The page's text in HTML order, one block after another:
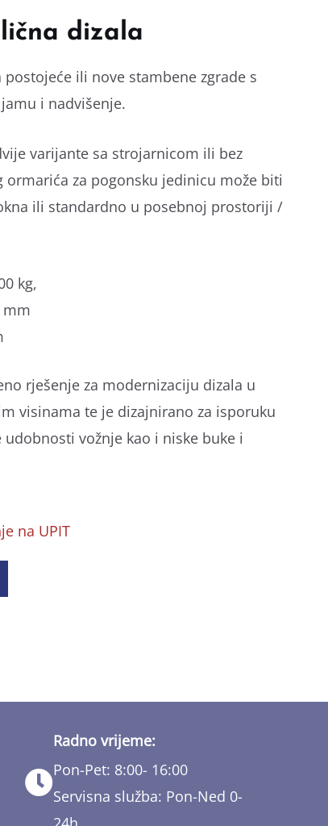
dizala
ili nove stambene zgrade s
i nadvišenje.
varijante sa strojarnicom ili bez
za pogonsku jedinicu može biti
ili standardno u posebnoj prostoriji /
kg,
mm
rješenje za modernizaciju dizala u
visinama te je dizajnirano za isporuku
vožnje kao i niske buke i
na UPIT
Radno vrijeme:
Pon-Pet: 8:00- 16:00
Servisna služba: Pon-Ned 0-